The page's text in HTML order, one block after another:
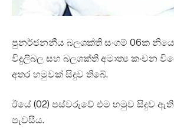
පුනර්ජනනීය බලශක්ති සංගම් 06ක
විදුලිබල සහ බලශක්ති අමාත්‍ය කංචන
අතර හමුවක් සිදුව තිබේ.
ඊයේ (02) පස්වරුවේ එම හමුව සිදුව ඇති
පැවසීය.